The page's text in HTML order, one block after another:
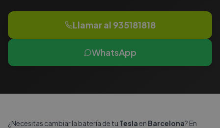
Llamar al 935181818
WhatsApp
¿Necesitas cambiar la batería de tu Teslaen Barcelona? En